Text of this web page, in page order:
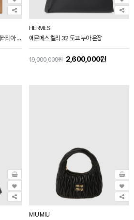
펜디 피카부 I See U 미디엄 블랙 셀러리아 백 8BN321
HERMES
에르메스 켈리 32 토고 누아 은장
19,000,000원 2,600,000원
MIU MIU